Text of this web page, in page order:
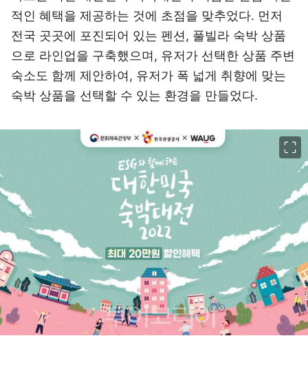
적인 혜택을 제공하는 것에 초점을 맞추었다. 먼저
전국 곳곳에 포진되어 있는 펜션, 풀빌라 숙박 상품
으로 라인업을 구축했으며, 유저가 선택한 상품 주변
숙소도 함께 제안하여, 유저가 폭 넓게 취향에 맞는
숙박 상품을 선택할 수 있는 환경을 만들었다.